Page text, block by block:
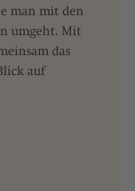
man mit den
umgeht. Mit
das
auf